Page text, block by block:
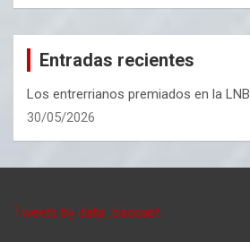
Entradas recientes
Los entrerrianos premiados en la LNB
30/05/2026
Tweets by data_basquet